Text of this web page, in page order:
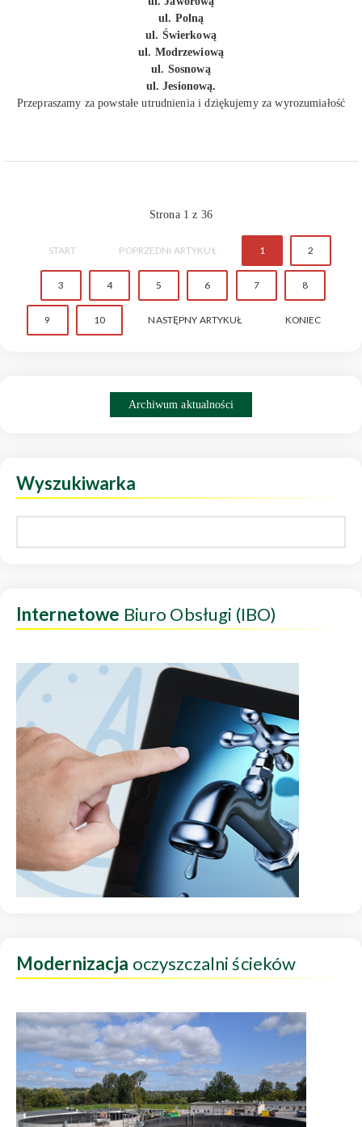
ul. Polną
ul. Świerkową
ul. Modrzewiową
ul. Sosnową
ul. Jesionową.
Przepraszamy za powstałe utrudnienia i dziękujemy za wyrozumiałość
Strona 1 z 36
START POPRZEDNI ARTYKUŁ 1 2
3 4 5 6 7 8
9 10 NASTĘPNY ARTYKUŁ KONIEC
Archiwum aktualności
Wyszukiwarka
Internetowe Biuro Obsługi (IBO)
Modernizacja oczyszczalni ścieków